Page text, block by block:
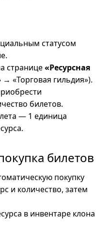
статусом
странице«Ресурсная
→ «Торговая гильдия»).
билетов.
— 1 единица
билетов
покупку
и количество, затем
в инвентаре клона